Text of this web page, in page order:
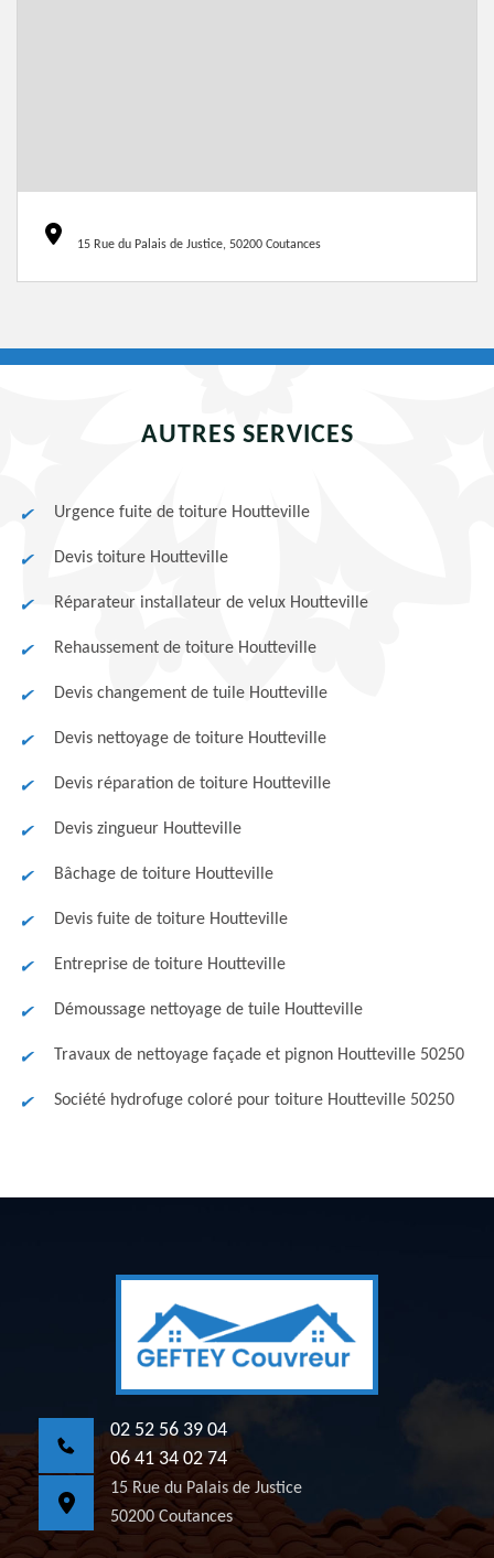
15 Rue du Palais de Justice, 50200 Coutances
AUTRES SERVICES
Urgence fuite de toiture Houtteville
Devis toiture Houtteville
Réparateur installateur de velux Houtteville
Rehaussement de toiture Houtteville
Devis changement de tuile Houtteville
Devis nettoyage de toiture Houtteville
Devis réparation de toiture Houtteville
Devis zingueur Houtteville
Bâchage de toiture Houtteville
Devis fuite de toiture Houtteville
Entreprise de toiture Houtteville
Démoussage nettoyage de tuile Houtteville
Travaux de nettoyage façade et pignon Houtteville 50250
Société hydrofuge coloré pour toiture Houtteville 50250
02 52 56 39 04
06 41 34 02 74
15 Rue du Palais de Justice
50200 Coutances